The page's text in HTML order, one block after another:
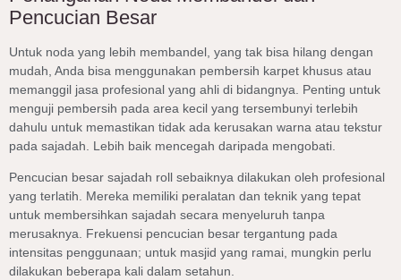
Pencucian Besar
Untuk noda yang lebih membandel, yang tak bisa hilang dengan
mudah, Anda bisa menggunakan pembersih karpet khusus atau
memanggil jasa profesional yang ahli di bidangnya. Penting untuk
menguji pembersih pada area kecil yang tersembunyi terlebih
dahulu untuk memastikan tidak ada kerusakan warna atau tekstur
pada sajadah. Lebih baik mencegah daripada mengobati.
Pencucian besar sajadah roll sebaiknya dilakukan oleh profesional
yang terlatih. Mereka memiliki peralatan dan teknik yang tepat
untuk membersihkan sajadah secara menyeluruh tanpa
merusaknya. Frekuensi pencucian besar tergantung pada
intensitas penggunaan; untuk masjid yang ramai, mungkin perlu
dilakukan beberapa kali dalam setahun.